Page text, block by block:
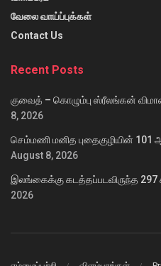
வேலை வாய்ப்புக்கள்
Contact Us
Recent Posts
குவைத் – கொழும்பு ஸ்ரீலங்கன்
8, 2026
செம்மணி மனித புதைகுழியின் 101
August 8, 2026
இலங்கைக்கு கடத்தப்படவிருந்த 297
2026